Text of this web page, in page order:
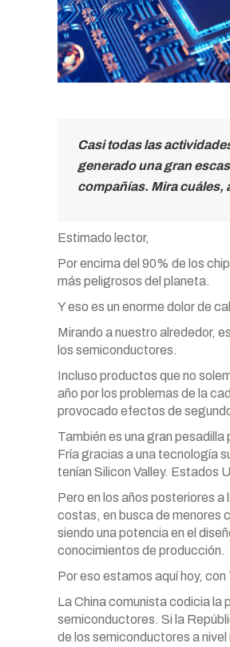
Casi todas las
generado una gran
compañías. Mira cuáles,
Estimado lector,
Por encima del 90% de los
más peligrosos del planeta.
Y eso es un enorme dolor de
Mirando a nuestro alrededor,
los semiconductores.
Incluso productos que no
año por los problemas de la
provocado efectos de
También es una gran
Fría gracias a una tecnología
tenían Silicon Valley. Estados
Pero en los años posteriores
costas, en busca de menores
siendo una potencia en el
conocimientos de producción.
Por eso estamos aquí hoy,
La China comunista codicia la
semiconductores. Si la
de los semiconductores a